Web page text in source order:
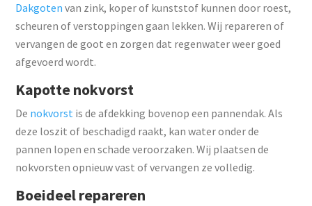
Dakgoten van zink, koper of kunststof kunnen door roest,
scheuren of verstoppingen gaan lekken. Wij repareren of
vervangen de goot en zorgen dat regenwater weer goed
afgevoerd wordt.
Kapotte nokvorst
De nokvorst is de afdekking bovenop een pannendak. Als
deze loszit of beschadigd raakt, kan water onder de
pannen lopen en schade veroorzaken. Wij plaatsen de
nokvorsten opnieuw vast of vervangen ze volledig.
Boeideel repareren